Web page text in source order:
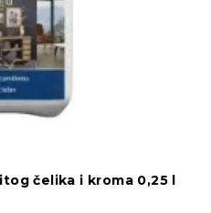
čelika i kroma 0,25 l